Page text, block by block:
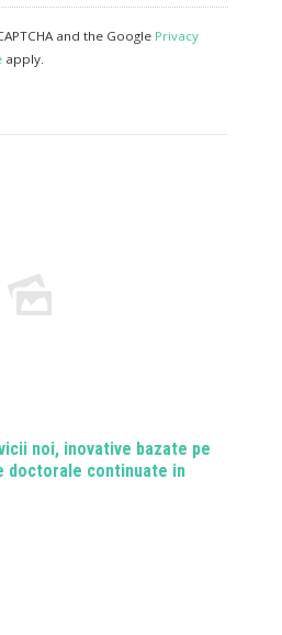
and the Google Privacy
apply.
noi, inovative bazate pe
doctorale continuate in